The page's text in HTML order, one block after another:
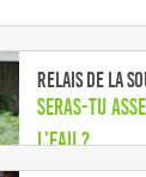
Relais de la
Seras-tu
l’eau ?